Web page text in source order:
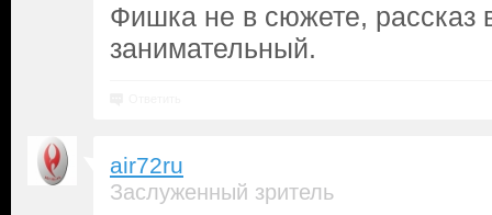
Фишка не в сюжете, рассказ
занимательный.
air72ru
Заслуженный зритель